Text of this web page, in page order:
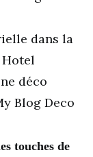
dans la
déco
Blog Deco
touches de